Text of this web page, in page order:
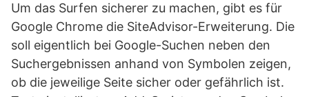
Um das Surfen sicherer zu machen, gibt es für
Google Chrome die SiteAdvisor-Erweiterung. Die
soll eigentlich bei Google-Suchen neben den
Suchergebnissen anhand von Symbolen zeigen,
ob die jeweilige Seite sicher oder gefährlich ist.